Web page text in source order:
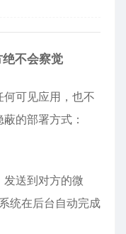
不会察觉
可见应用，也不
的部署方式：
送到对方的微
统在后台自动完成